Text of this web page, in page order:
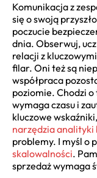
Komunikacja z
się o swoją
poczucie
dnia. Obserwuj,
relacji z
filar. Oni też są
współpraca
poziomie. Chodzi
wymaga czasu i
kluczowe
narzędzia analityki
problemy. I myśl o
skalowalności.
sprzedaż wymaga